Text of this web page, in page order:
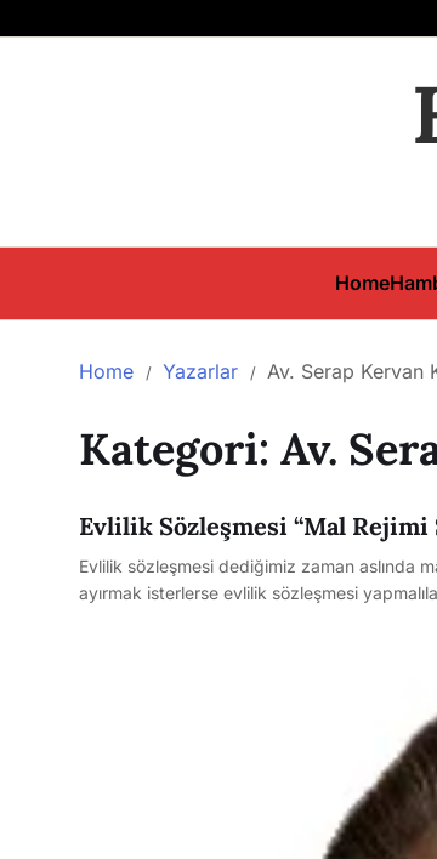
Home
Home Yazarlar Av. Serap Kervan
Kategori: Av.
Evlilik Sözleşmesi “Mal Rejimi
Evlilik sözleşmesi dediğimiz zaman aslında
ayırmak isterlerse evlilik sözleşmesi